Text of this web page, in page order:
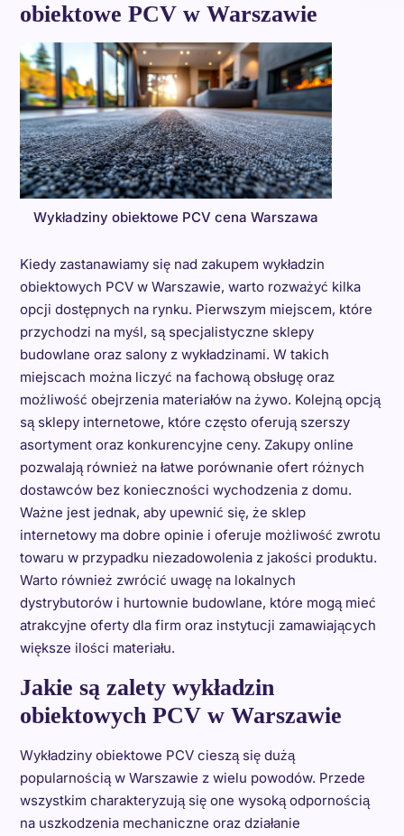
obiektowe PCV w Warszawie
Wykładziny obiektowe PCV cena Warszawa
Kiedy zastanawiamy się nad zakupem wykładzin
obiektowych PCV w Warszawie, warto rozważyć kilka
opcji dostępnych na rynku. Pierwszym miejscem, które
przychodzi na myśl, są specjalistyczne sklepy
budowlane oraz salony z wykładzinami. W takich
miejscach można liczyć na fachową obsługę oraz
możliwość obejrzenia materiałów na żywo. Kolejną opcją
są sklepy internetowe, które często oferują szerszy
asortyment oraz konkurencyjne ceny. Zakupy online
pozwalają również na łatwe porównanie ofert różnych
dostawców bez konieczności wychodzenia z domu.
Ważne jest jednak, aby upewnić się, że sklep
internetowy ma dobre opinie i oferuje możliwość zwrotu
towaru w przypadku niezadowolenia z jakości produktu.
Warto również zwrócić uwagę na lokalnych
dystrybutorów i hurtownie budowlane, które mogą mieć
atrakcyjne oferty dla firm oraz instytucji zamawiających
większe ilości materiału.
Jakie są zalety wykładzin
obiektowych PCV w Warszawie
Wykładziny obiektowe PCV cieszą się dużą
popularnością w Warszawie z wielu powodów. Przede
wszystkim charakteryzują się one wysoką odpornością
na uszkodzenia mechaniczne oraz działanie